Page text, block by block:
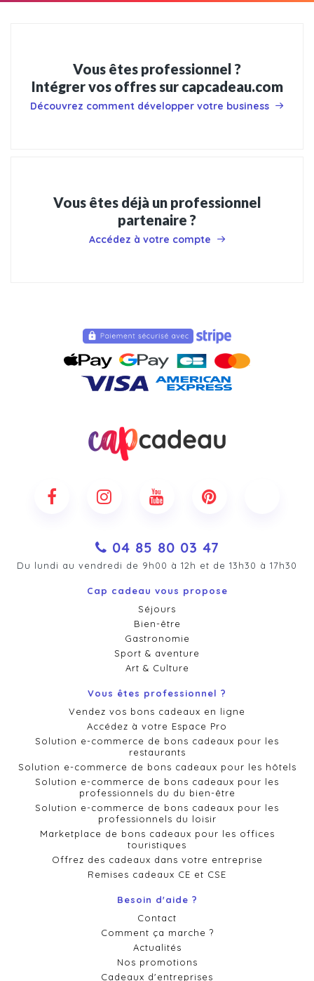
Vous êtes professionnel ?
Intégrer vos offres sur capcadeau.com
Découvrez comment développer votre business
Vous êtes déjà un professionnel
partenaire ?
Accédez à votre compte
04 85 80 03 47
Du lundi au vendredi de 9h00 à 12h et de 13h30 à 17h30
Cap cadeau vous propose
Séjours
Bien-être
Gastronomie
Sport & aventure
Art & Culture
Vous êtes professionnel ?
Vendez vos bons cadeaux en ligne
Accédez à votre Espace Pro
Solution e-commerce de bons cadeaux pour les
restaurants
Solution e-commerce de bons cadeaux pour les hôtels
Solution e-commerce de bons cadeaux pour les
professionnels du du bien-être
Solution e-commerce de bons cadeaux pour les
professionnels du loisir
Marketplace de bons cadeaux pour les offices
touristiques
Offrez des cadeaux dans votre entreprise
Remises cadeaux CE et CSE
Besoin d'aide ?
Contact
Comment ça marche ?
Actualités
Nos promotions
Cadeaux d'entreprises